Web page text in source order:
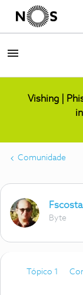
Vishing |
Comunidade
Fscosta
Byte
Tópico 1